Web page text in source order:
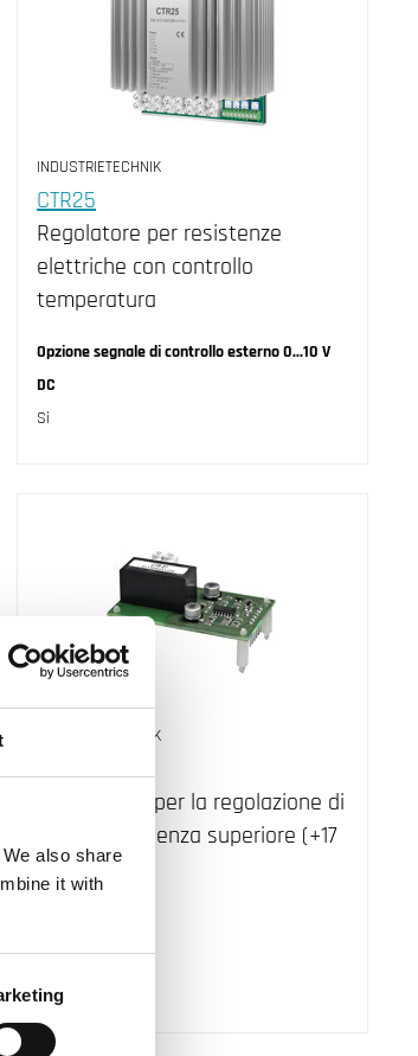
also share
it with
INDUSTRIETECHNIK
CTR25
Regolatore per resistenze
elettriche con controllo
temperatura
Opzione segnale di controllo esterno 0...10 V
DC
Si
INDUSTRIETECHNIK
CTR-S1
Slave board per la regolazione di
carichi di potenza superiore (+17
kW).